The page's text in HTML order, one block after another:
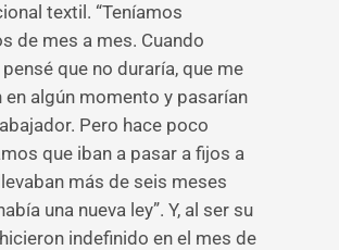
textil. “Teníamos
de mes a mes. Cuando
que no duraría, que me
en algún momento y pasarían
Pero hace poco
que iban a pasar a fijos a
más de seis meses
una nueva ley”. Y, al ser su
indefinido en el mes de